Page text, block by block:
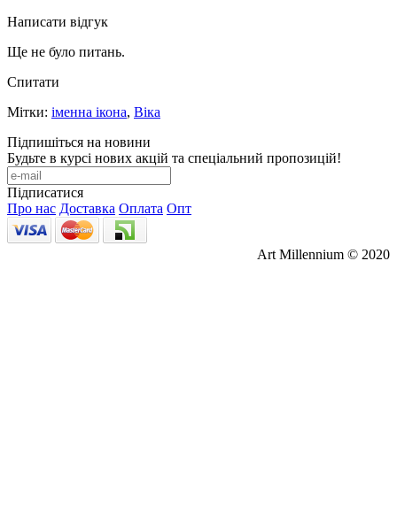
Написати відгук
Ще не було питань.
Спитати
Мітки: іменна ікона, Віка
Підпишіться на новини
Будьте в курсі нових акцій та спеціальний пропозицій!
Підписатися
Про нас Доставка Оплата Опт
Art Millennium © 2020